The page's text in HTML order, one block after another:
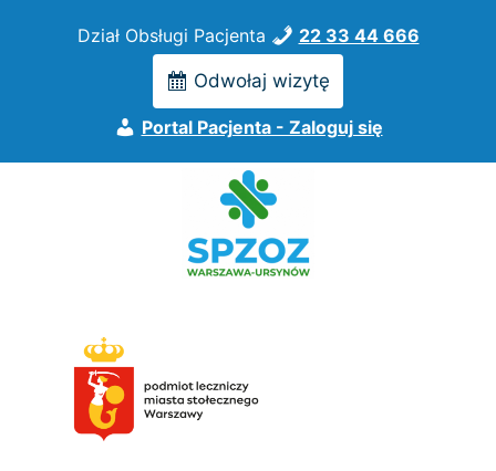
Dział Obsługi Pacjenta 22 33 44 666
Odwołaj wizytę
Portal Pacjenta - Zaloguj się